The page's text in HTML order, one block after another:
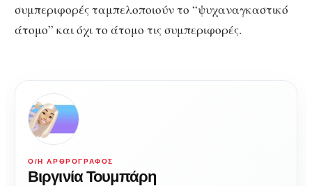
συμπεριφορές ταμπελοποιούν το “ψυχαναγκαστικό
άτομο” και όχι το άτομο τις συμπεριφορές.
Ο/Η ΑΡΘΡΟΓΡΆΦΟΣ
Βιργινία Τουμπάρη